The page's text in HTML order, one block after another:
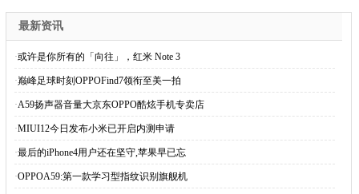
最新资讯
·或许是你所有的「向往」，红米 Note 3
·巅峰足球时刻OPPOFind7领衔至美一拍
·A59扬声器音量大京东OPPO酷炫手机专卖店
·MIUI12今日发布小米已开启内测申请
·最后的iPhone4用户还在坚守,苹果早已忘
·OPPOA59:第一款学习型指纹识别旗舰机